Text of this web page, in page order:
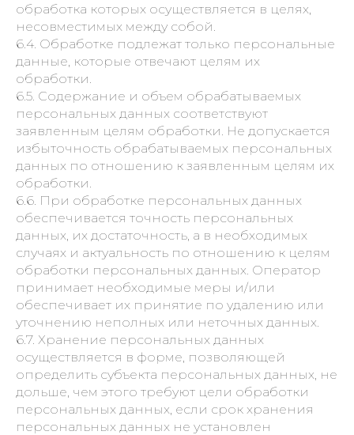
обработка которых осуществляется в целях,
несовместимых между собой.
6.4. Обработке подлежат только персональные
данные, которые отвечают целям их
обработки.
6.5. Содержание и объем обрабатываемых
персональных данных соответствуют
заявленным целям обработки. Не допускается
избыточность обрабатываемых персональных
данных по отношению к заявленным целям их
обработки.
6.6. При обработке персональных данных
обеспечивается точность персональных
данных, их достаточность, а в необходимых
случаях и актуальность по отношению к целям
обработки персональных данных. Оператор
принимает необходимые меры и/или
обеспечивает их принятие по удалению или
уточнению неполных или неточных данных.
6.7. Хранение персональных данных
осуществляется в форме, позволяющей
определить субъекта персональных данных, не
дольше, чем этого требуют цели обработки
персональных данных, если срок хранения
персональных данных не установлен